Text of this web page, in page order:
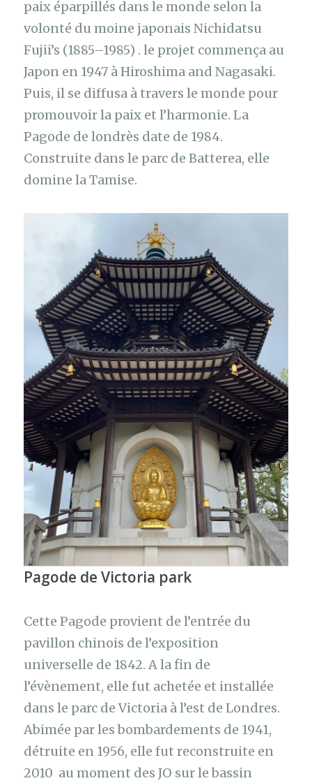
paix éparpillés dans le monde selon la
volonté du moine japonais Nichidatsu
Fujii’s (1885–1985) . le projet commença au
Japon en 1947 à Hiroshima and Nagasaki.
Puis, il se diffusa à travers le monde pour
promouvoir la paix et l’harmonie. La
Pagode de londrès date de 1984.
Construite dans le parc de Batterea, elle
domine la Tamise.
Pagode de Victoria park
Cette Pagode provient de l’entrée du
pavillon chinois de l’exposition
universelle de 1842. A la fin de
l’évènement, elle fut achetée et installée
dans le parc de Victoria à l’est de Londres.
Abimée par les bombardements de 1941,
détruite en 1956, elle fut reconstruite en
2010 au moment des JO sur le bassin